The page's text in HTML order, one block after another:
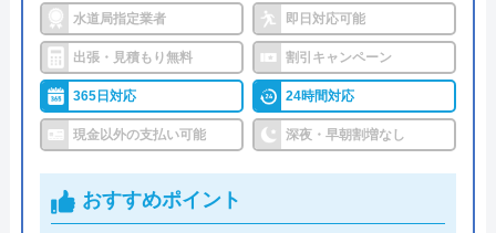
※クチコミの内容について
うまい棒エビマヨ
2 か月前
で対応をしています。日中はコールセンターにて問
い合わせ受付をしてくれるので、すぐに相談ができ
水トラブルの不安もすぐに解消できます。
調整作業のみであれば8,800円～と明朗会計。問い合
わせから見積もりまですべて無料でできるので、ま
ずは電話相談をしてみることをおすすめします。
水道局指定業者 即日対応可能
出張・見積もり無料 割引キャンペーン
365日対応 24時間対応
現金以外の支払い可能 深夜・早朝割増なし
おすすめポイント